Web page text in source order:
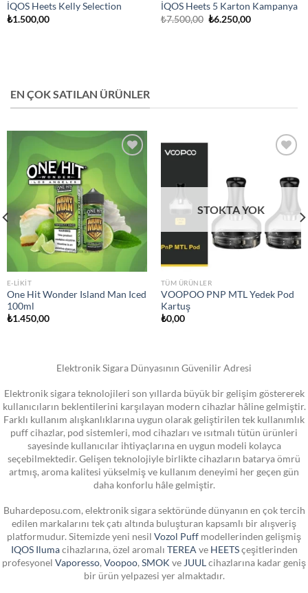
İQOS Heets Kelly Selection
₺1.500,00
İQOS Heets 5 Karton Kampanya
₺7.500,00 Orijinal
₺6.250,00Şu
EN ÇOK SATILAN ÜRÜNLER
wishlist
E-LIKIT
One Hit Wonder Island Man Iced
100ml
₺1.450,00
STOKTA YOK
TÜM ÜRÜNLER
VOOPOO PNP MTL Yedek Pod
Kartuş
₺0,00
Elektronik Sigara Dünyasının Güvenilir Adresi
Elektronik sigara teknolojileri son yıllarda büyük bir gelişim göstererek
kullanıcıların beklentilerini karşılayan modern cihazlar hâline gelmiştir.
Farklı kullanım alışkanlıklarına uygun olarak geliştirilen tek kullanımlık
puff cihazlar, pod sistemleri, mod cihazları ve ısıtmalı tütün ürünleri
sayesinde kullanıcılar ihtiyaçlarına en uygun modeli kolayca
seçebilmektedir. Gelişen teknolojiyle birlikte cihazların batarya ömrü
artmış, aroma kalitesi yükselmiş ve kullanım deneyimi her geçen gün
daha konforlu hâle gelmiştir.
Buhardeposu.com, elektronik sigara sektöründe dünyanın en çok tercih
edilen markalarını tek çatı altında buluşturan kapsamlı bir alışveriş
platformudur. Sitemizde yeni nesil Vozol Puff modellerinden gelişmiş
IQOS Ilumacihazlarına, özel aromalı TEREA ve HEETSçeşitlerinden
profesyonel Vaporesso Voopoo SMOK ve JUUL cihazlarına kadar geniş
bir ürün yelpazesi yer almaktadır.